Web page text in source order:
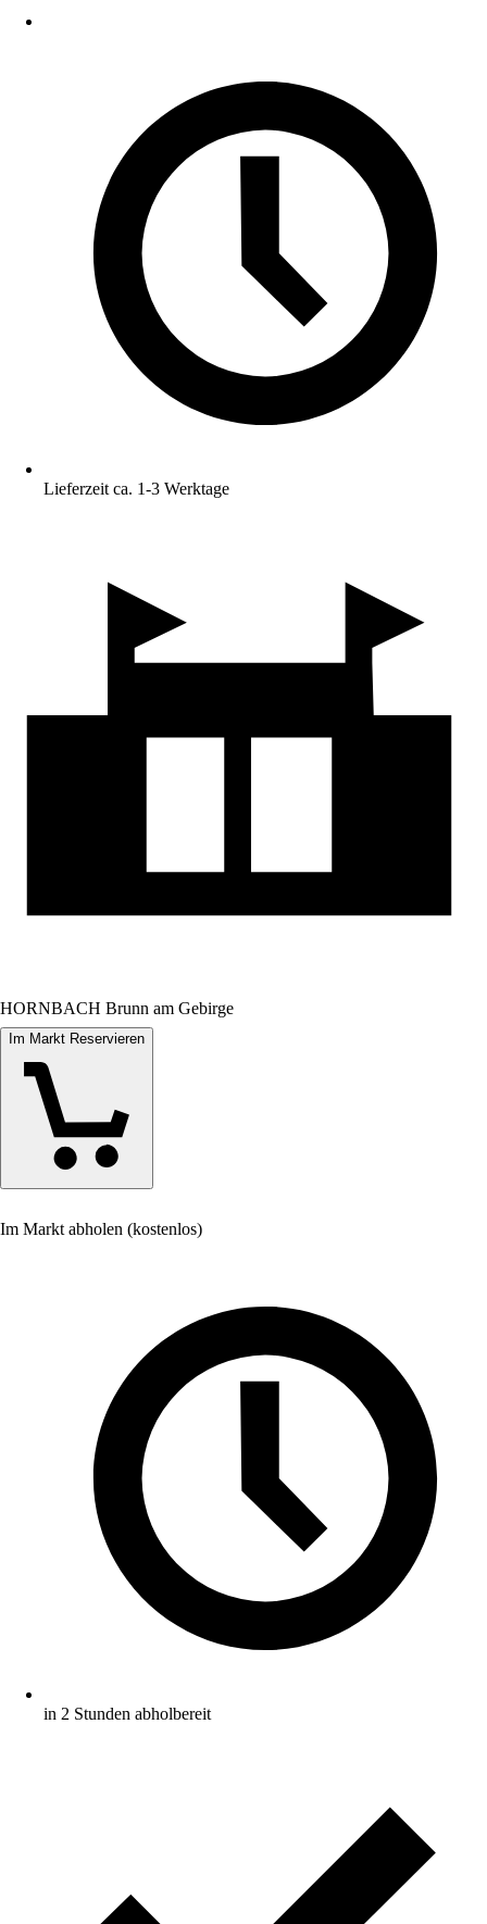
Lieferzeit ca. 1-3 Werktage
HORNBACH Brunn am Gebirge
Im Markt Reservieren
Im Markt abholen (kostenlos)
in 2 Stunden abholbereit